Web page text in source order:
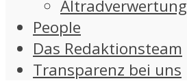
Altradverwertung
People
Das Redaktionsteam
Transparenz bei uns